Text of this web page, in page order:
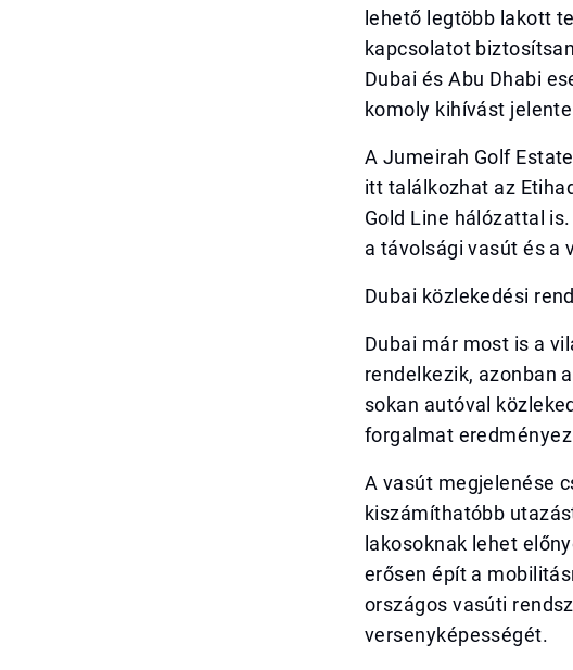
lehető legtöbb lakott
kapcsolatot
Dubai és Abu Dhabi
komoly kihívást
A Jumeirah Golf
itt találkozhat az
Gold Line hálózattal
a távolsági vasút és a
Dubai közlekedési
Dubai már most is a
rendelkezik, azonban
sokan autóval
forgalmat
A vasút megjelenése
kiszámíthatóbb
lakosoknak lehet
erősen épít a
országos vasúti
versenyképességét.